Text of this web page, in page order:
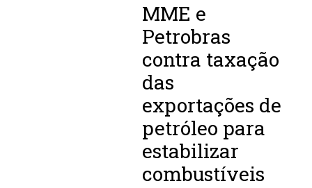
MME e
Petrobras
contra taxação
das
exportações de
petróleo para
estabilizar
combustíveis